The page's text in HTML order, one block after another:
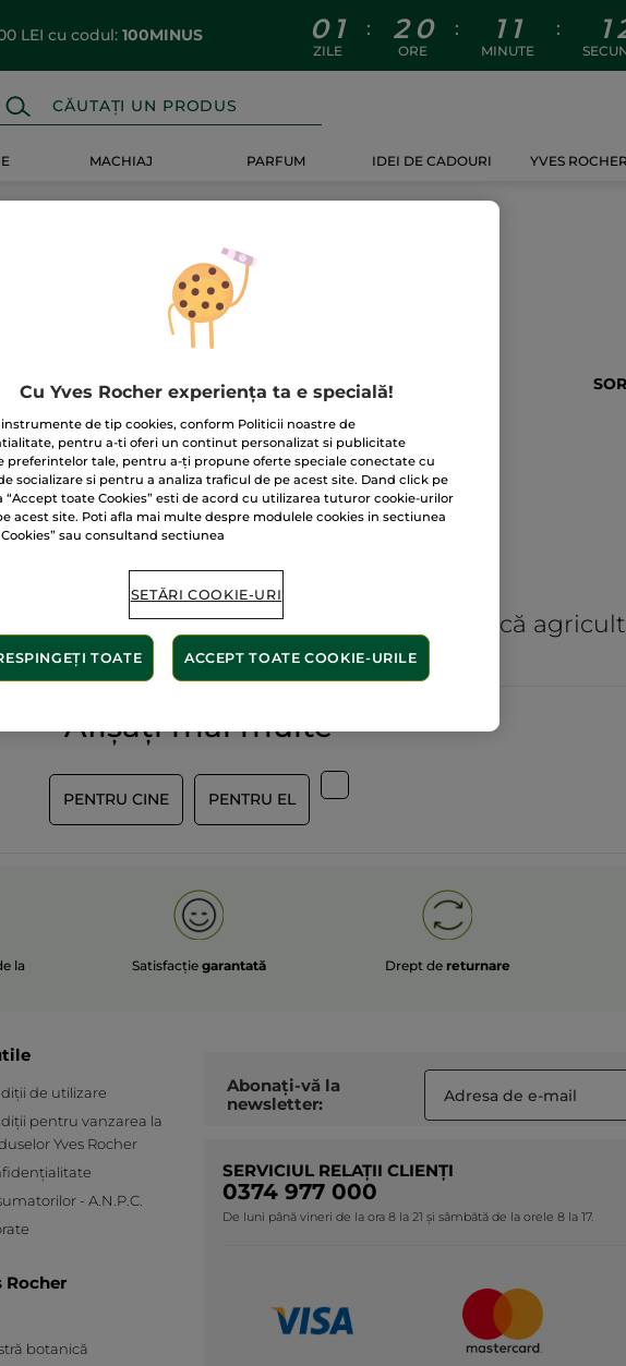
LEI cu codul: 100MINUS 0 1
ZILE
: 2 0
ORE
: 1 1
MINUTE
: 1
MACHIAJ PARFUM IDEI DE CADOURI YVES ROCHER
60 de hectare
terenuri pe care se practică
Afișați mai multe
PENTRU CINE PENTRU EL
la
Satisfacțiegarantată Drept de returnare
de utilizare
pentru vanzarea la
Yves Rocher
- A.N.P.C.
Rocher
botanică
Abonați-vă la
newsletter:
SERVICIUL RELAȚII CLIENȚI
0374 977 000
De luni până vineri de la ora 8 la 21 și sâmbătă de la orele 8 la 17.
Cu Yves Rocher experiența ta e specială!
de tip cookies, conform Politicii noastre de
pentru a-ti oferi un continut personalizat si publicitate
preferintelor tale, pentru a-ți propune oferte speciale conectate cu
socializare si pentru a analiza traficul de pe acest site. Dand click pe
“Accept toate Cookies” esti de acord cu utilizarea tuturor cookie-urilor
acest site. Poti afla mai multe despre modulele cookies in sectiunea
sau consultand sectiunea
SETĂRI COOKIE-URI
TOATE ACCEPT TOATE COOKIE-URILE